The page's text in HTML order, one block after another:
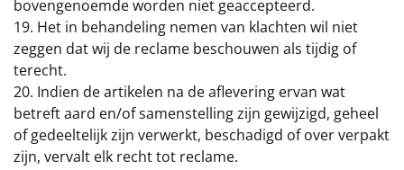
bovengenoemde worden niet geaccepteerd.
19. Het in behandeling nemen van klachten wil niet
zeggen dat wij de reclame beschouwen als tijdig of
terecht.
20. Indien de artikelen na de aflevering ervan wat
betreft aard en/of samenstelling zijn gewijzigd, geheel
of gedeeltelijk zijn verwerkt, beschadigd of over verpakt
zijn, vervalt elk recht tot reclame.